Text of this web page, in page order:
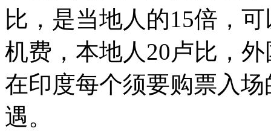
比，是当地人的15倍，
机费，本地人20卢比，
在印度每个须要购票入
遇。